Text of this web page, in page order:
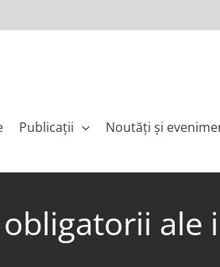
Publicaţii Noutăți și